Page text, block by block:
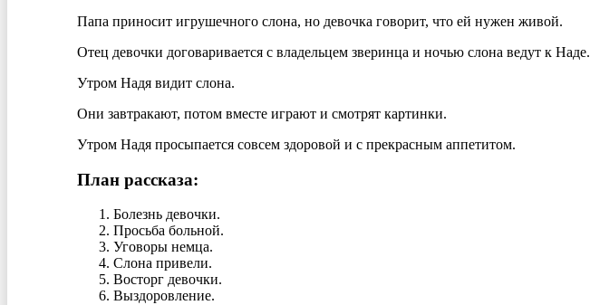
Папа приносит игрушечного слона, но девочка говорит, что ей нужен живой.
Отец девочки договаривается с владельцем зверинца и ночью слона ведут к Наде.
Утром Надя видит слона.
Они завтракают, потом вместе играют и смотрят картинки.
Утром Надя просыпается совсем здоровой и с прекрасным аппетитом.
План рассказа:
Болезнь девочки.
Просьба больной.
Уговоры немца.
Слона привели.
Восторг девочки.
Выздоровление.